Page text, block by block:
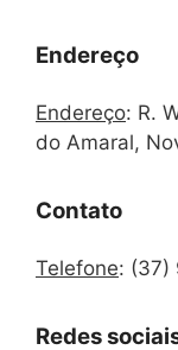
Endereço
Endereço: R.
do Amaral,
Contato
Telefone: (37)
Redes